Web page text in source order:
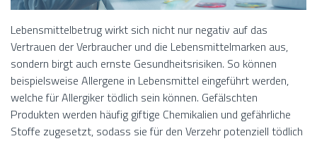
Lebensmittelbetrug wirkt sich nicht nur negativ auf das
Vertrauen der Verbraucher und die Lebensmittelmarken aus,
sondern birgt auch ernste Gesundheitsrisiken. So können
beispielsweise Allergene in Lebensmittel eingeführt werden,
welche für Allergiker tödlich sein können. Gefälschten
Produkten werden häufig giftige Chemikalien und gefährliche
Stoffe zugesetzt, sodass sie für den Verzehr potenziell tödlich